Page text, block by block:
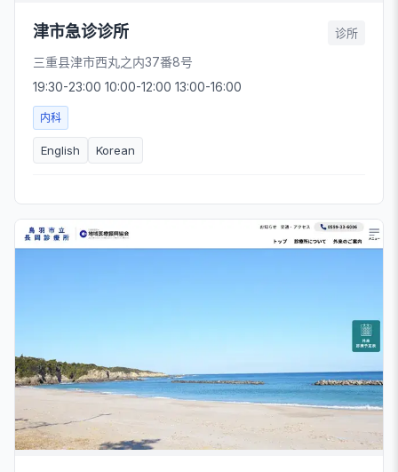
津市急诊诊所 诊所
三重县津市西丸之内37番8号
19:30-23:00 10:00-12:00 13:00-16:00
内科
English Korean